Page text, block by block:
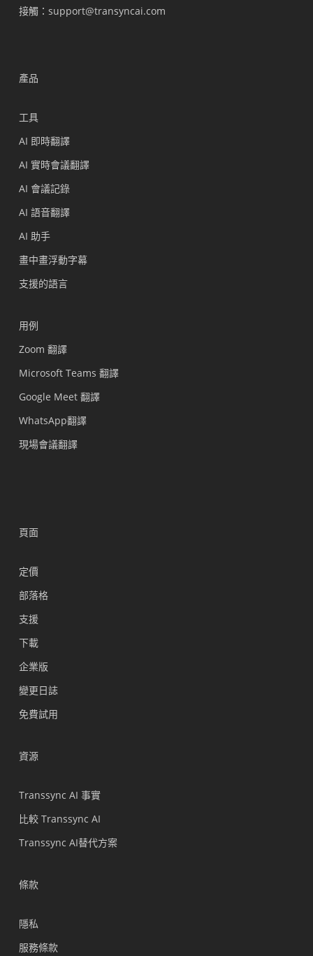
接觸 ：support@transyncai.com
產品
工具
AI 即時翻譯
AI 實時會議翻譯
AI 會議記錄
AI 語音翻譯
AI 助手
畫中畫浮動字幕
支援的語言
用例
Zoom 翻譯
Microsoft Teams 翻譯
Google Meet 翻譯
WhatsApp翻譯
現場會議翻譯
頁面
定價
部落格
支援
下載
企業版
變更日誌
免費試用
資源
Transsync AI 事實
比較 Transsync AI
Transsync AI替代方案
條款
隱私
服務條款